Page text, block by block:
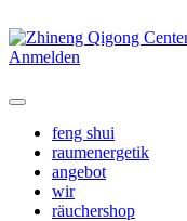
Anmelden
feng shui
raumenergetik
angebot
wir
räuchershop